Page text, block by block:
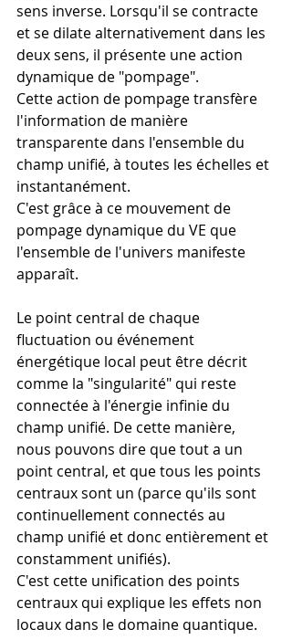
sens inverse. Lorsqu'il se contracte
et se dilate alternativement dans les
deux sens, il présente une action
dynamique de "pompage".
Cette action de pompage transfère
l'information de manière
transparente dans l'ensemble du
champ unifié, à toutes les échelles et
instantanément.
C'est grâce à ce mouvement de
pompage dynamique du VE que
l'ensemble de l'univers manifeste
apparaît.
Le point central de chaque
fluctuation ou événement
énergétique local peut être décrit
comme la "singularité" qui reste
connectée à l'énergie infinie du
champ unifié. De cette manière,
nous pouvons dire que tout a un
point central, et que tous les points
centraux sont un (parce qu'ils sont
continuellement connectés au
champ unifié et donc entièrement et
constamment unifiés).
C'est cette unification des points
centraux qui explique les effets non
locaux dans le domaine quantique.